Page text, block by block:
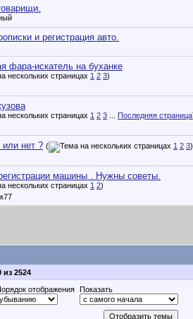
и регистрация авто.
фара-искатель на буханке
1 2 3)
1 2 3 Последняя страница
или нет ? ( 1 2 3)
машины . Нужны советы.
1 2)
2524
отображения Показать